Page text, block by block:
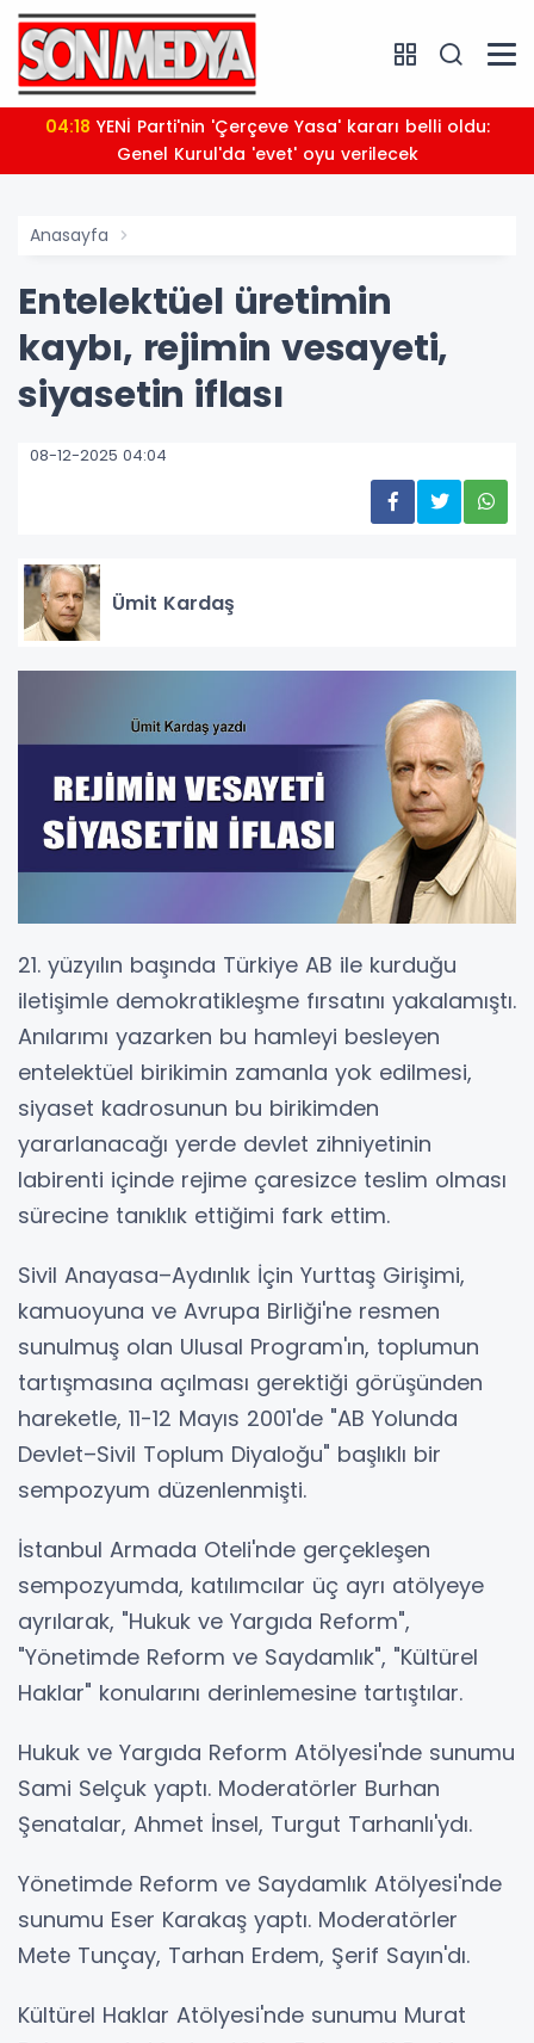
04:18
Genel Kurul'da 'evet' oyu verilecek
Anasayfa
Entelektüel üretimin
kaybı, rejimin vesayeti,
siyasetin iflası
08-12-2025 04:04
Ümit Kardaş
21. yüzyılın başında Türkiye AB ile kurduğu
iletişimle demokratikleşme fırsatını yakalamıştı.
Anılarımı yazarken bu hamleyi besleyen
entelektüel birikimin zamanla yok edilmesi,
siyaset kadrosunun bu birikimden
yararlanacağı yerde devlet zihniyetinin
labirenti içinde rejime çaresizce teslim olması
sürecine tanıklık ettiğimi fark ettim.
Sivil Anayasa–Aydınlık İçin Yurttaş Girişimi,
kamuoyuna ve Avrupa Birliği'ne resmen
sunulmuş olan Ulusal Program'ın, toplumun
tartışmasına açılması gerektiği görüşünden
hareketle, 11-12 Mayıs 2001'de "AB Yolunda
Devlet–Sivil Toplum Diyaloğu" başlıklı bir
sempozyum düzenlenmişti.
İstanbul Armada Oteli'nde gerçekleşen
sempozyumda, katılımcılar üç ayrı atölyeye
ayrılarak, "Hukuk ve Yargıda Reform",
"Yönetimde Reform ve Saydamlık", "Kültürel
Haklar" konularını derinlemesine tartıştılar.
Hukuk ve Yargıda Reform Atölyesi'nde sunumu
Sami Selçuk yaptı. Moderatörler Burhan
Şenatalar, Ahmet İnsel, Turgut Tarhanlı'ydı.
Yönetimde Reform ve Saydamlık Atölyesi'nde
sunumu Eser Karakaş yaptı. Moderatörler
Mete Tunçay, Tarhan Erdem, Şerif Sayın'dı.
Kültürel Haklar Atölyesi'nde sunumu Murat